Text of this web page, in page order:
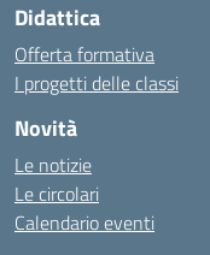
Didattica
Offerta formativa
I progetti delle classi
Novità
Le notizie
Le circolari
Calendario eventi